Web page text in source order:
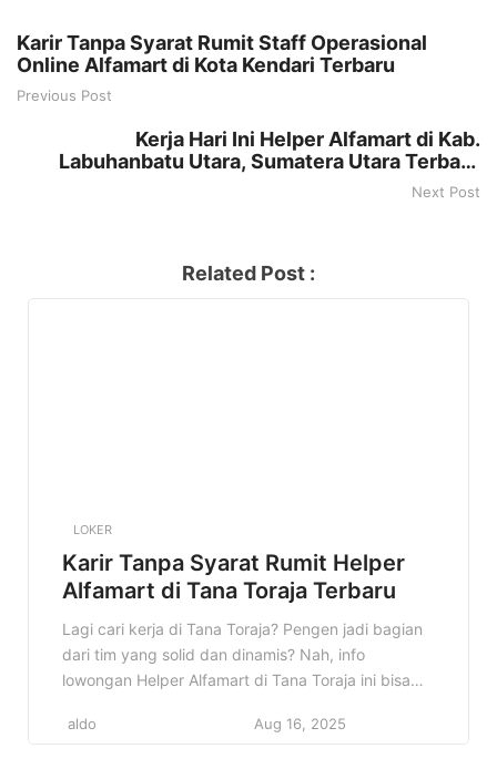
Karir Tanpa Syarat Rumit Staff Operasional
Online Alfamart di Kota Kendari Terbaru
Previous Post
Kerja Hari Ini Helper Alfamart di Kab.
Labuhanbatu Utara, Sumatera Utara Terbaru
Tahun 2025
Next Post
Related Post :
LOKER
Karir Tanpa Syarat Rumit Helper
Alfamart di Tana Toraja Terbaru
Lagi cari kerja di Tana Toraja? Pengen jadi bagian
dari tim yang solid dan dinamis? Nah, info
lowongan Helper Alfamart di Tana Toraja ini bisa
jaringan minimarket terbesar di Indonesia, lagi
aldo Aug 16, 2025